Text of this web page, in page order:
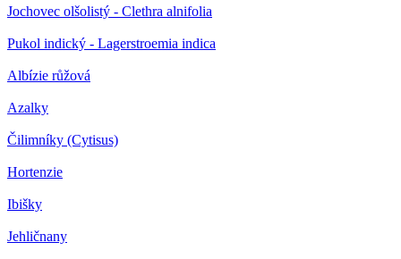
Jochovec olšolistý - Clethra alnifolia
Pukol indický - Lagerstroemia indica
Albízie růžová
Azalky
Čilimníky (Cytisus)
Hortenzie
Ibišky
Jehličnany